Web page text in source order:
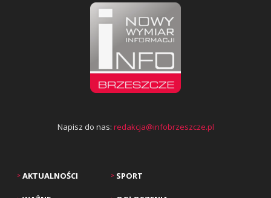
Napisz do nas: redakcja@infobrzeszcze.pl
> AKTUALNOŚCI > SPORT